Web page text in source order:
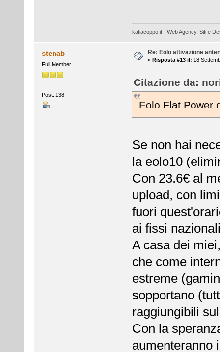
katiacoppo.it - Web Agency, Siti e
stenab
Full Member
Post: 138
Re: Eolo attivazione
« Risposta #13 il: 18
Citazione da:
Eolo Flat Power
Se non hai
la eolo10
Con 23.6€ al
upload, con
fuori
ai fissi
A casa dei
che come
estreme
sopportano
raggiungibili
Con la
aumenteranno